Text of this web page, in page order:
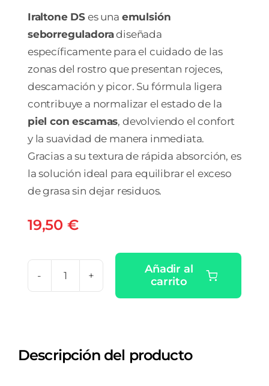
Iraltone DS es una emulsión
seborreguladoradiseñada
específicamente para el cuidado de las
zonas del rostro que presentan rojeces,
descamación y picor. Su fórmula ligera
contribuye a normalizar el estado de la
piel con escamas, devolviendo el confort
y la suavidad de manera inmediata.
Gracias a su textura de rápida absorción, es
la solución ideal para equilibrar el exceso
de grasa sin dejar residuos.
19,50 €
IRALTONE
ANTI-
Añadir al
carrito
Descripción del producto